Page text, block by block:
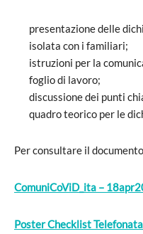
presentazione delle
isolata con i familiari;
istruzioni per la
foglio di lavoro;
discussione dei punti
quadro teorico per le
Per consultare il
ComuniCoViD_ita –
Poster Checklist